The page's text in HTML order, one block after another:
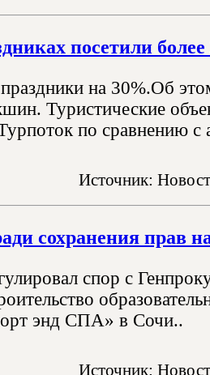
посетили более
на 30%.Об
Туристические
по сравнению
Источник:
сохранения прав
спор с
энд СПА» в Сочи..
Источник: